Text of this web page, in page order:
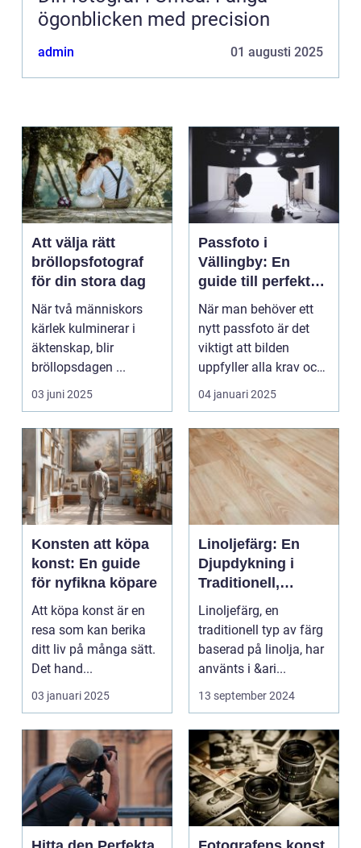
ögonblicken med precision
admin 01 augusti 2025
Att välja rätt
bröllopsfotograf
för din stora dag
När två människors
kärlek kulminerar i
äktenskap, blir
bröllopsdagen ...
03 juni 2025
Passfoto i
Vällingby: En
guide till perfekta
bilder
När man behöver ett
nytt passfoto är det
viktigt att bilden
uppfyller alla krav och
s...
04 januari 2025
Konsten att köpa
konst: En guide
för nyfikna köpare
Att köpa konst är en
resa som kan berika
ditt liv på många sätt.
Det hand...
03 januari 2025
Linoljefärg: En
Djupdykning i
Traditionell,
Naturlig och
Hållbar Målarfärg
Linoljefärg, en
traditionell typ av färg
baserad på linolja, har
använts i &ari...
13 september 2024